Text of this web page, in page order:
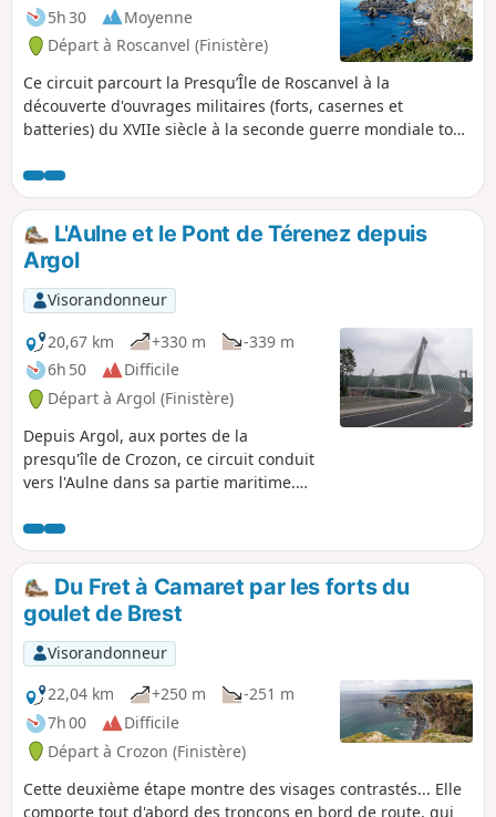
5h 30
Moyenne
Départ à Roscanvel (Finistère)
Ce circuit parcourt la Presqu’Île de Roscanvel à la
découverte d'ouvrages militaires (forts, casernes et
batteries) du XVIIe siècle à la seconde guerre mondiale tout
depuis les falaises du GR®®34.
L'Aulne et le Pont de Térenez depuis
Argol
Visorandonneur
20,67 km
+330 m
-339 m
6h 50
Difficile
Départ à Argol (Finistère)
Depuis Argol, aux portes de la
presqu'île de Crozon, ce circuit conduit
vers l'Aulne dans sa partie maritime.
Térénez inauguré en 2011 en
remplacement de l'ancien aménagé en
deux belvédères après sa démolition. Ce
magnifique ouvrage, en courbe, détient
le record du monde de portée pour ce
type de travée, avec ses 515 m de long,
architecture audacieuse et très
esthétique. Sur le parcours également,
un ancien moulin à marée et la Chapelle
du Folgoat.
Du Fret à Camaret par les forts du
goulet de Brest
Visorandonneur
22,04 km
+250 m
-251 m
7h 00
Difficile
Départ à Crozon (Finistère)
Cette deuxième étape montre des visages contrastés... Elle
comporte tout d'abord des tronçons en bord de route, qui